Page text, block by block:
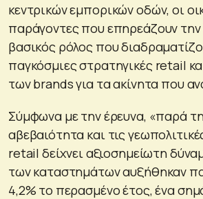
κεντρικών εμπορικών οδών, οι
παράγοντες που επηρεάζουν την
βασικός ρόλος που
παγκόσμιες στρατηγικές retail
των brands για τα ακίνητα που
Σύμφωνα με την έρευνα, «παρά
αβεβαιότητα και τις
retail δείχνει αξιοσημείωτη
των καταστημάτων αυξήθηκαν
4,2% το περασμένο έτος, ένα